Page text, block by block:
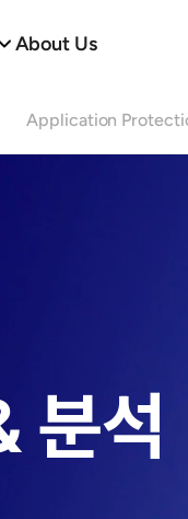
About Us
Application
분석